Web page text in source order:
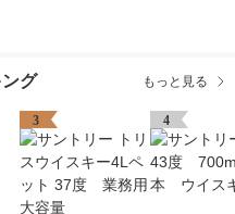
グ もっと見る
3 4